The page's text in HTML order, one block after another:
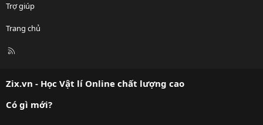
Trợ giúp
Trang chủ
R
Zix.vn - Học Vật lí Online chất lượng cao
Có gì mới?